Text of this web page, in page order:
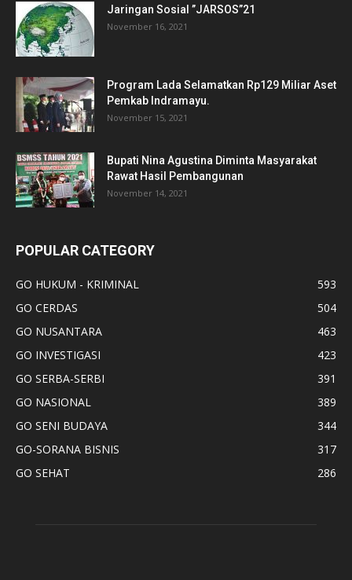
Jaringan Sosial ’’JARSOS”21
November 16, 2021
Program Lada Selamatkan Rp129 Miliar Aset
Pemkab Indramayu.
November 15, 2021
Bupati Nina Agustina Diminta Masyarakat
Rawat Hasil Pembangunan
November 14, 2021
POPULAR CATEGORY
GO HUKUM - KRIMINAL
593
GO CERDAS
504
GO NUSANTARA
463
GO INVESTIGASI
423
GO SERBA-SERBI
391
GO NASIONAL
389
GO SENI BUDAYA
344
GO-SORANA BISNIS
317
GO SEHAT
286